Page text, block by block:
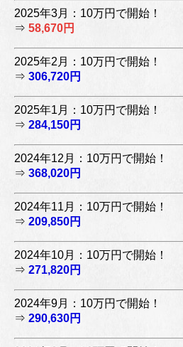
2025年3月：10万円で開始！
⇒ 58,670円
2025年2月：10万円で開始！
⇒ 306,720円
2025年1月：10万円で開始！
⇒ 284,150円
2024年12月：10万円で開始！
⇒ 368,020円
2024年11月：10万円で開始！
⇒ 209,850円
2024年10月：10万円で開始！
⇒ 271,820円
2024年9月：10万円で開始！
⇒ 290,630円